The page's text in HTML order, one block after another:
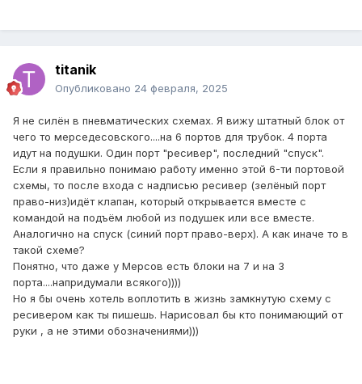
titanik
Опубликовано 24 февраля, 2025
Я не силён в пневматических схемах. Я вижу штатный блок от
чего то мерседесовского....на 6 портов для трубок. 4 порта
идут на подушки. Один порт "ресивер", последний "спуск".
Если я правильно понимаю работу именно этой 6-ти портовой
схемы, то после входа с надписью ресивер (зелёный порт
право-низ)идёт клапан, который открывается вместе с
командой на подъём любой из подушек или все вместе.
Аналогично на спуск (синий порт право-верх). А как иначе то в
такой схеме?
Понятно, что даже у Мерсов есть блоки на 7 и на 3
порта....напридумали всякого))))
Но я бы очень хотель воплотить в жизнь замкнутую схему с
ресивером как ты пишешь. Нарисовал бы кто понимающий от
руки , а не этими обозначениями)))